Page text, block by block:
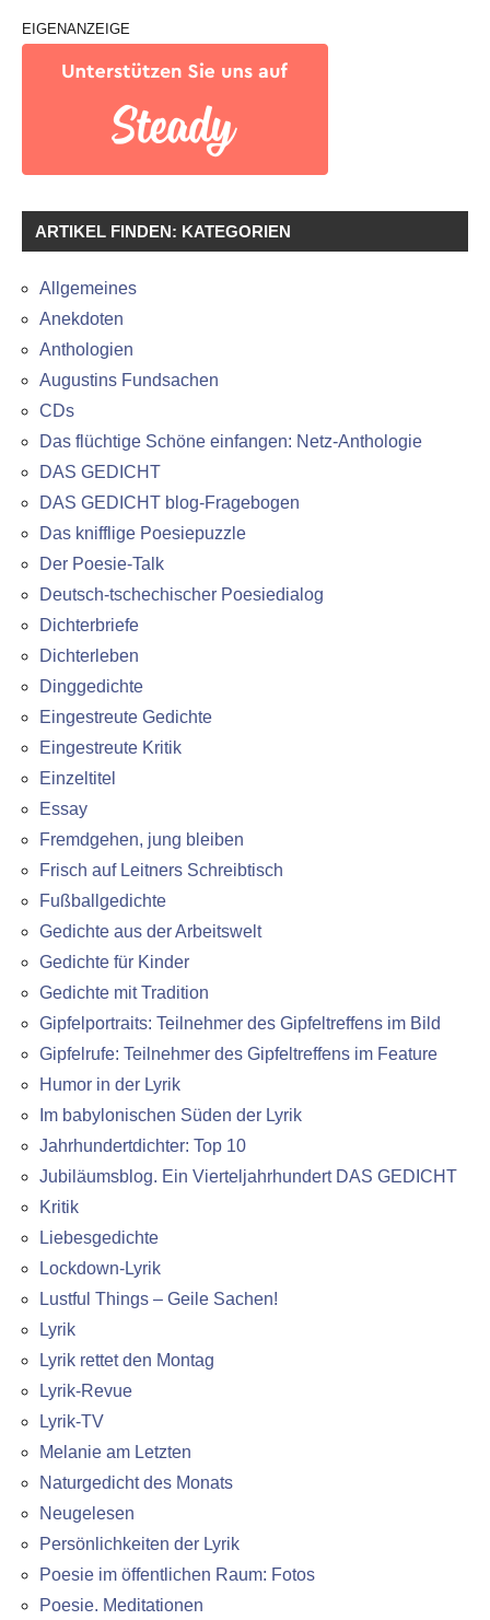
EIGENANZEIGE
ARTIKEL FINDEN: KATEGORIEN
Allgemeines
Anekdoten
Anthologien
Augustins Fundsachen
CDs
Das flüchtige Schöne einfangen: Netz-Anthologie
DAS GEDICHT
DAS GEDICHT blog-Fragebogen
Das knifflige Poesiepuzzle
Der Poesie-Talk
Deutsch-tschechischer Poesiedialog
Dichterbriefe
Dichterleben
Dinggedichte
Eingestreute Gedichte
Eingestreute Kritik
Einzeltitel
Essay
Fremdgehen, jung bleiben
Frisch auf Leitners Schreibtisch
Fußballgedichte
Gedichte aus der Arbeitswelt
Gedichte für Kinder
Gedichte mit Tradition
Gipfelportraits: Teilnehmer des Gipfeltreffens im Bild
Gipfelrufe: Teilnehmer des Gipfeltreffens im Feature
Humor in der Lyrik
Im babylonischen Süden der Lyrik
Jahrhundertdichter: Top 10
Jubiläumsblog. Ein Vierteljahrhundert DAS GEDICHT
Kritik
Liebesgedichte
Lockdown-Lyrik
Lustful Things – Geile Sachen!
Lyrik
Lyrik rettet den Montag
Lyrik-Revue
Lyrik-TV
Melanie am Letzten
Naturgedicht des Monats
Neugelesen
Persönlichkeiten der Lyrik
Poesie im öffentlichen Raum: Fotos
Poesie. Meditationen